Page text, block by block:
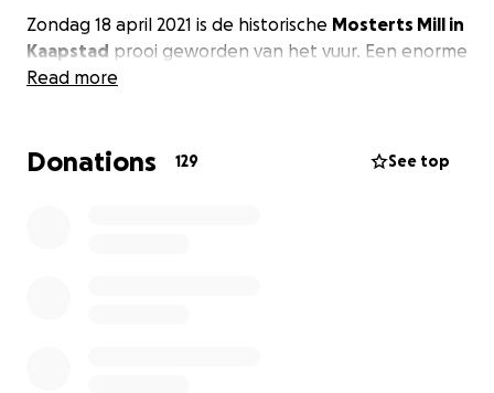
Zondag 18 april 2021 is de historische Mosterts Mill in
Kaapstad prooi geworden van het vuur. Een enorme
bosbrand op de flank van de Tafelberg heeft de
overgeblevenfunctionele windmolen van Zuid
Read more
Donations 129 See top